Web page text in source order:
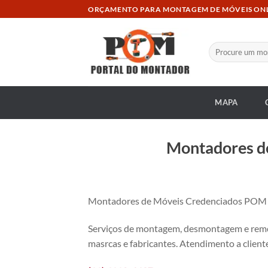
to
ORÇAMENTO PARA MONTAGEM DE MÓVEIS
Pesquisar
por:
MAPA
Montadores
Montadores de Móveis Credenciados
Serviços de montagem, desmontagem e
masrcas e fabricantes. Atendimento a